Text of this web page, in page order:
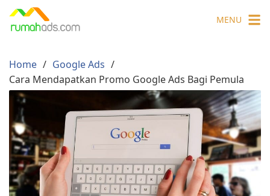
Skip
MENU
Home
Google Ads
Cara Mendapatkan Promo Google Ads Bagi Pemula